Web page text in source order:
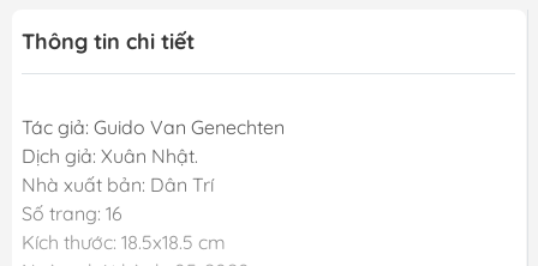
Thông tin chi tiết
Tác giả: Guido Van Genechten
Dịch giả: Xuân Nhật.
Nhà xuất bản: Dân Trí
Số trang: 16
Kích thước: 18.5x18.5 cm